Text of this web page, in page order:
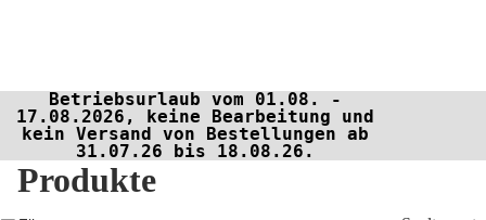
Betriebsurlaub vom 01.08. -
17.08.2026, keine Bearbeitung und
kein Versand von Bestellungen ab
31.07.26 bis 18.08.26.
Produkte